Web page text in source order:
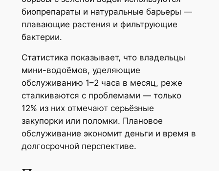
биопрепараты и натуральные барьеры —
плавающие растения и фильтрующие
бактерии.
Статистика показывает, что владельцы
мини-водоёмов, уделяющие
обслуживанию 1–2 часа в месяц, реже
сталкиваются с проблемами — только
12% из них отмечают серьёзные
закупорки или поломки. Плановое
обслуживание экономит деньги и время в
долгосрочной перспективе.